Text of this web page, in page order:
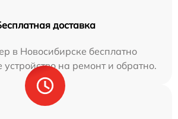
доставка
в Новосибирске бесплатно
устройство на ремонт и обратно.